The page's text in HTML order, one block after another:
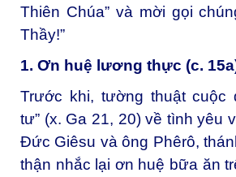
Thiên Chúa” và mời gọi
Thầy!”
1. Ơn huệ lương thực (c.
Trước khi, tường thuật cuộc
tư” (x. Ga 21, 20) về tình yêu
Đức Giêsu và ông Phêrô,
thận nhắc lại ơn huệ bữa ăn